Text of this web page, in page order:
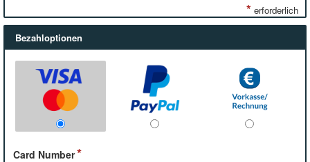
* erforderlich
Bezahloptionen
Card Number